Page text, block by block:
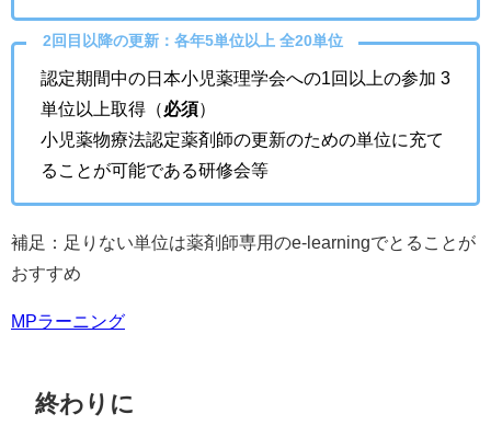
2回目以降の更新：各年5単位以上 全20単位
認定期間中の日本小児薬理学会への1回以上の参加 3
単位以上取得（必須）
小児薬物療法認定薬剤師の更新のための単位に充て
ることが可能である研修会等
補足：足りない単位は薬剤師専用のe-learningでとることが
おすすめ
MPラーニング
終わりに